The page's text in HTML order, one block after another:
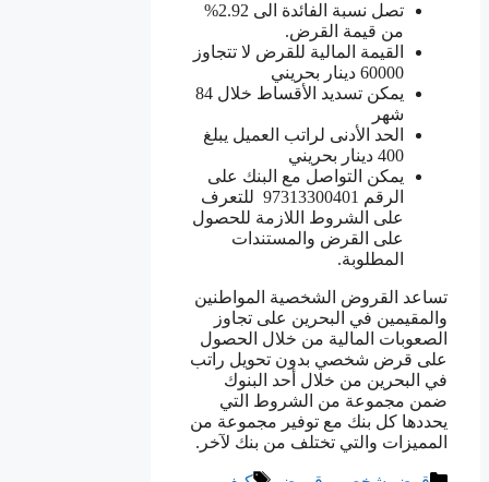
تصل نسبة الفائدة الى 2.92%
من قيمة القرض.
القيمة المالية للقرض لا تتجاوز
60000 دينار بحريني
يمكن تسديد الأقساط خلال 84
شهر
الحد الأدنى لراتب العميل يبلغ
400 دينار بحريني
يمكن التواصل مع البنك على
الرقم 97313300401 للتعرف
على الشروط اللازمة للحصول
على القرض والمستندات
المطلوبة.
تساعد القروض الشخصية المواطنين
والمقيمين في البحرين على تجاوز
الصعوبات المالية من خلال الحصول
على قرض شخصي بدون تحويل راتب
في البحرين من خلال أحد البنوك
ضمن مجموعة من الشروط التي
يحددها كل بنك مع توفير مجموعة من
المميزات والتي تختلف من بنك لآخر.